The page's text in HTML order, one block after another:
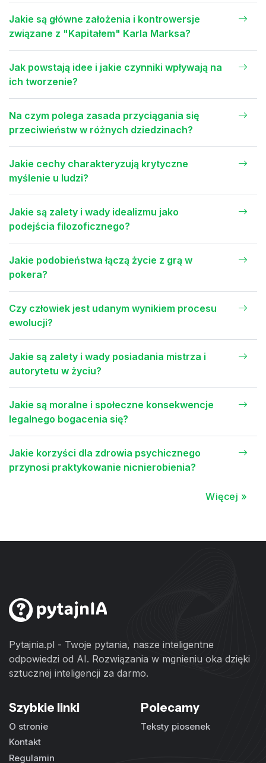
Jakie są główne założenia i kontrowersje
związane z "Kapitałem" Karla Marksa?
Jak powstają idee i jakie czynniki wpływają na
ich tworzenie?
Na czym polega zasada przyciągania się
przeciwieństw w różnych dziedzinach?
Jakie cechy charakteryzują krytyczne
myślenie u ludzi?
Jakie są zalety i wady idealizmu jako
podejścia filozoficznego?
Jakie podobieństwa łączą życie z grą w
pokera?
Czy człowiek jest udanym wynikiem procesu
ewolucji?
Jakie są zalety i wady posiadania mistrza i
autorytetu w życiu?
Jakie są moralne i społeczne konsekwencje
legalnego bogacenia się?
Jakie korzyści dla zdrowia psychicznego
przynosi praktykowanie nicnierobienia?
Więcej »
Pytajnia.pl - Twoje pytania, nasze inteligentne
odpowiedzi od AI. Rozwiązania w mgnieniu oka dzięki
sztucznej inteligencji za darmo.
Szybkie linki
O stronie
Kontakt
Regulamin
Polecamy
Teksty piosenek